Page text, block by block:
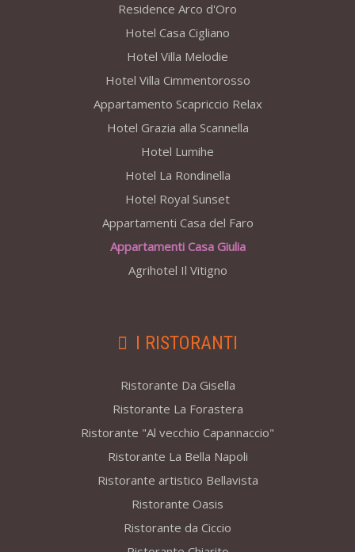
Residence Arco d'Oro
Hotel Casa Cigliano
Hotel Villa Melodie
Hotel Villa Cimmentorosso
Appartamento Scapriccio Relax
Hotel Grazia alla Scannella
Hotel Lumihe
Hotel La Rondinella
Hotel Royal Sunset
Appartamenti Casa del Faro
Appartamenti Casa Giulia
Agrihotel Il Vitigno
I RISTORANTI
Ristorante Da Gisella
Ristorante La Forastera
Ristorante "Al vecchio Capannaccio"
Ristorante La Bella Napoli
Ristorante artistico Bellavista
Ristorante Oasis
Ristorante da Ciccio